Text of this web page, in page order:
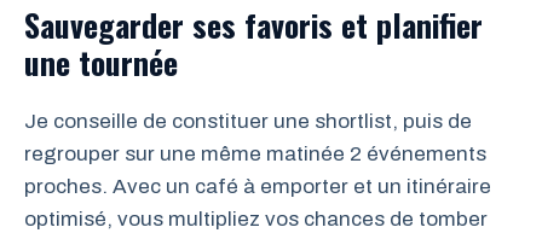
Sauvegarder ses favoris et planifier
une tournée
Je conseille de constituer une shortlist, puis de
regrouper sur une même matinée 2 événements
proches. Avec un café à emporter et un itinéraire
optimisé, vous multipliez vos chances de tomber